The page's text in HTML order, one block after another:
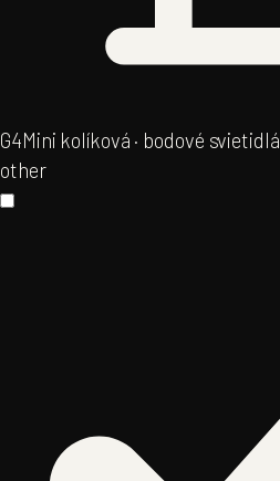
G4Mini kolíková · bodové svietidlá
other